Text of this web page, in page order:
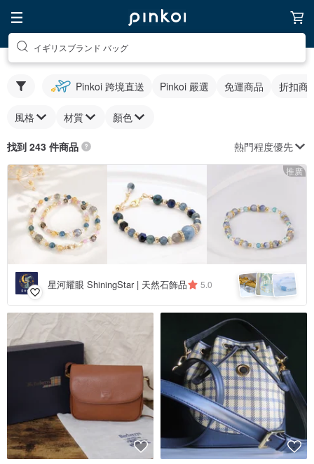
イギリスブランド バッグ
Pinkoi 跨境直送 Pinkoi 嚴選 免運商品 折扣商
風格 材質 顏色
找到 243 件商品 熱門程度優先
推廣
星河耀眼 ShiningStar | 天然石飾品 5.0